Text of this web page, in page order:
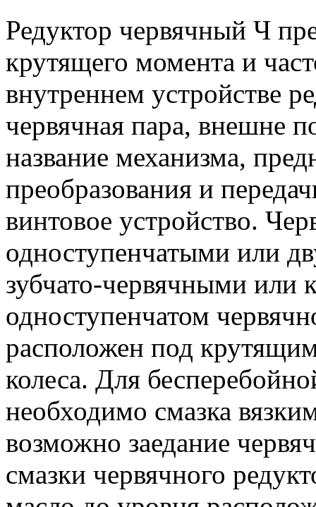
Редуктор червячный Ч
крутящего момента и
внутреннем устройстве
червячная пара, внешне
название механизма,
преобразования и
винтовое устройство.
одноступенчатыми или
зубчато-червячными
одноступенчатом
расположен под
колеса. Для
необходимо смазка
возможно заедание
смазки червячного